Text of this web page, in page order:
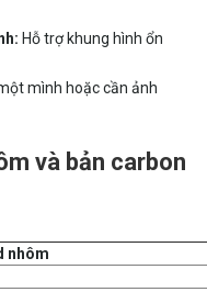
Hỗ trợ khung hình ổn
mình hoặc cần ảnh
và bản carbon
nhôm